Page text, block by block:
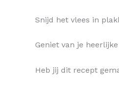
Snijd het vlees in
Geniet van je
Heb jij dit recept